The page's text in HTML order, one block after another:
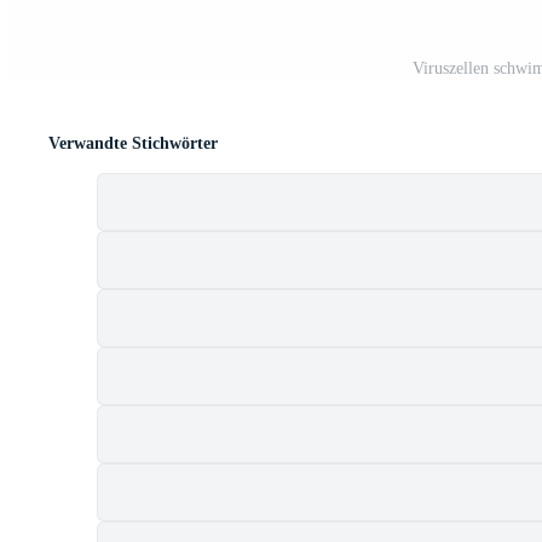
Viruszellen
Verwandte Stichwörter